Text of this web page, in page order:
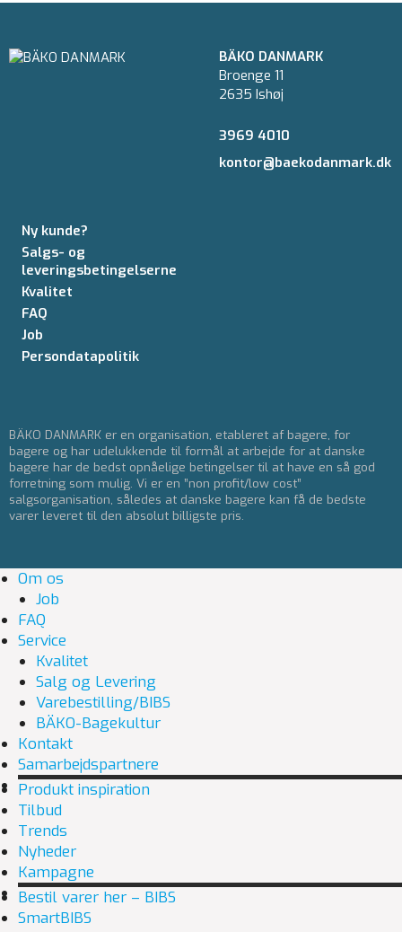
BÄKO DANMARK
Broenge 11
2635 Ishøj
3969 4010
kontor@baekodanmark.dk
Ny kunde?
Salgs- og
leveringsbetingelserne
Kvalitet
FAQ
Job
Persondatapolitik
BÄKO DANMARK er en organisation, etableret af bagere, for
bagere og har udelukkende til formål at arbejde for at danske
bagere har de bedst opnåelige betingelser til at have en så god
forretning som mulig. Vi er en ”non profit/low cost”
salgsorganisation, således at danske bagere kan få de bedste
varer leveret til den absolut billigste pris.
Om os
Job
FAQ
Service
Kvalitet
Salg og Levering
Varebestilling/BIBS
BÄKO-Bagekultur
Kontakt
Samarbejdspartnere
Produkt inspiration
Tilbud
Trends
Nyheder
Kampagne
Bestil varer her – BIBS
SmartBIBS